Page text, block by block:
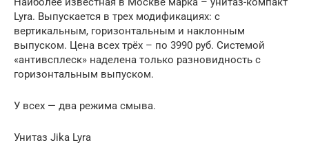
Lyra. Выпускается в трех модификациях: с
вертикальным, горизонтальным и наклонным
выпуском. Цена всех трёх – по 3990 руб. Системой
«антивсплеск» наделена только разновидность с
горизонтальным выпуском.
У всех — два режима смыва.
Унитаз Jika Lyra